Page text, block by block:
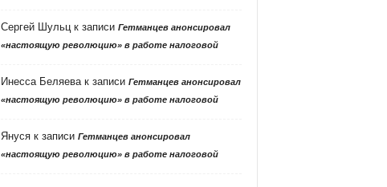
Сергей Шульцк записи Гетманцев анонсировал
«настоящую революцию» в работе налоговой
Инесса Беляевак записи Гетманцев анонсировал
«настоящую революцию» в работе налоговой
Янусяк записи Гетманцев анонсировал
«настоящую революцию» в работе налоговой